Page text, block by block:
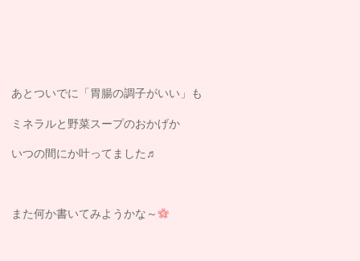
あとついでに「胃腸の調子がいい」も
ミネラルと野菜スープのおかげか
いつの間にか叶ってました♬
また何か書いてみようかな～